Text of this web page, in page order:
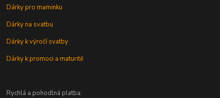
Dárky pro maminku
Dárky na svatbu
Dárky k výročí svatby
Dárky k promoci a maturitě
Rychlá a pohodlná platba: